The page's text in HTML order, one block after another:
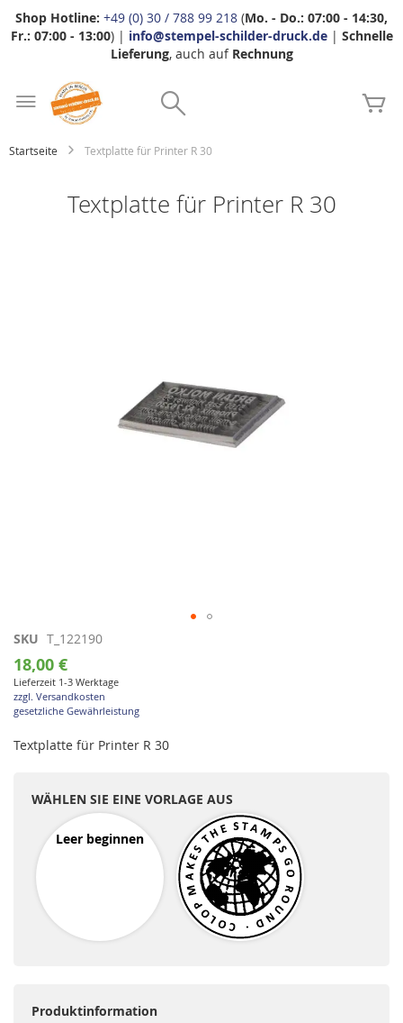
Shop Hotline: +49 (0) 30 / 788 99 218 (Mo. - Do.: 07:00 - 14:30,
Fr.: 07:00 - 13:00) | info@stempel-schilder-druck.de| Schnelle
Lieferung, auch auf Rechnung
Startseite Textplatte für Printer R 30
Textplatte für Printer R 30
Zum
Anfang
der
Bildgalerie
springen
SKU T_122190
18,00 €
Lieferzeit 1-3 Werktage
zzgl. Versandkosten
gesetzliche Gewährleistung
Textplatte für Printer R 30
WÄHLEN SIE EINE VORLAGE AUS
Leer beginnen
Produktinformation